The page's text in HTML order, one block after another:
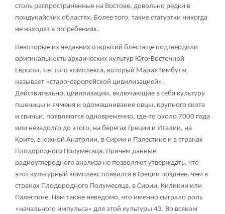
столь распространенные на Востоке, довольно редки в
придунайских областях. Более того, такие статуэтки никогда
не находят в погребениях.
Некоторые из недавних открытий блестяще подтвердили
оригинальность архаических культур Юго-Восточной
Европы, т.е. того комплекса, который Мария Гимбутас
называет «старо-европейской цивилизацией».
Действительно, цивилизации, включающие в себя культуру
пшеницы и ячменя и одомашнивание овцы, крупного скота
и свиньи, появляются одновременно, где-то около 7000 года
или незадолго до этого, на берегах Греции и Италии, на
Крите, в южной Анатолии, в Сирии и Палестине и в странах
Плодородного Полумесяца. Причем данные
радиоуглеродного анализа не позволяют утверждать, что
этот культурный комплекс появился в Греции позднее, чем в
странах Плодородного Полумесяца, в Сирии, Киликии или
Палестине. Нам также неведомо, что именно сыграло роль
«начального импульса» для этой культуры 43. Во всяком